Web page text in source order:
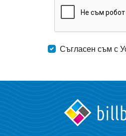
Съгласен съм с